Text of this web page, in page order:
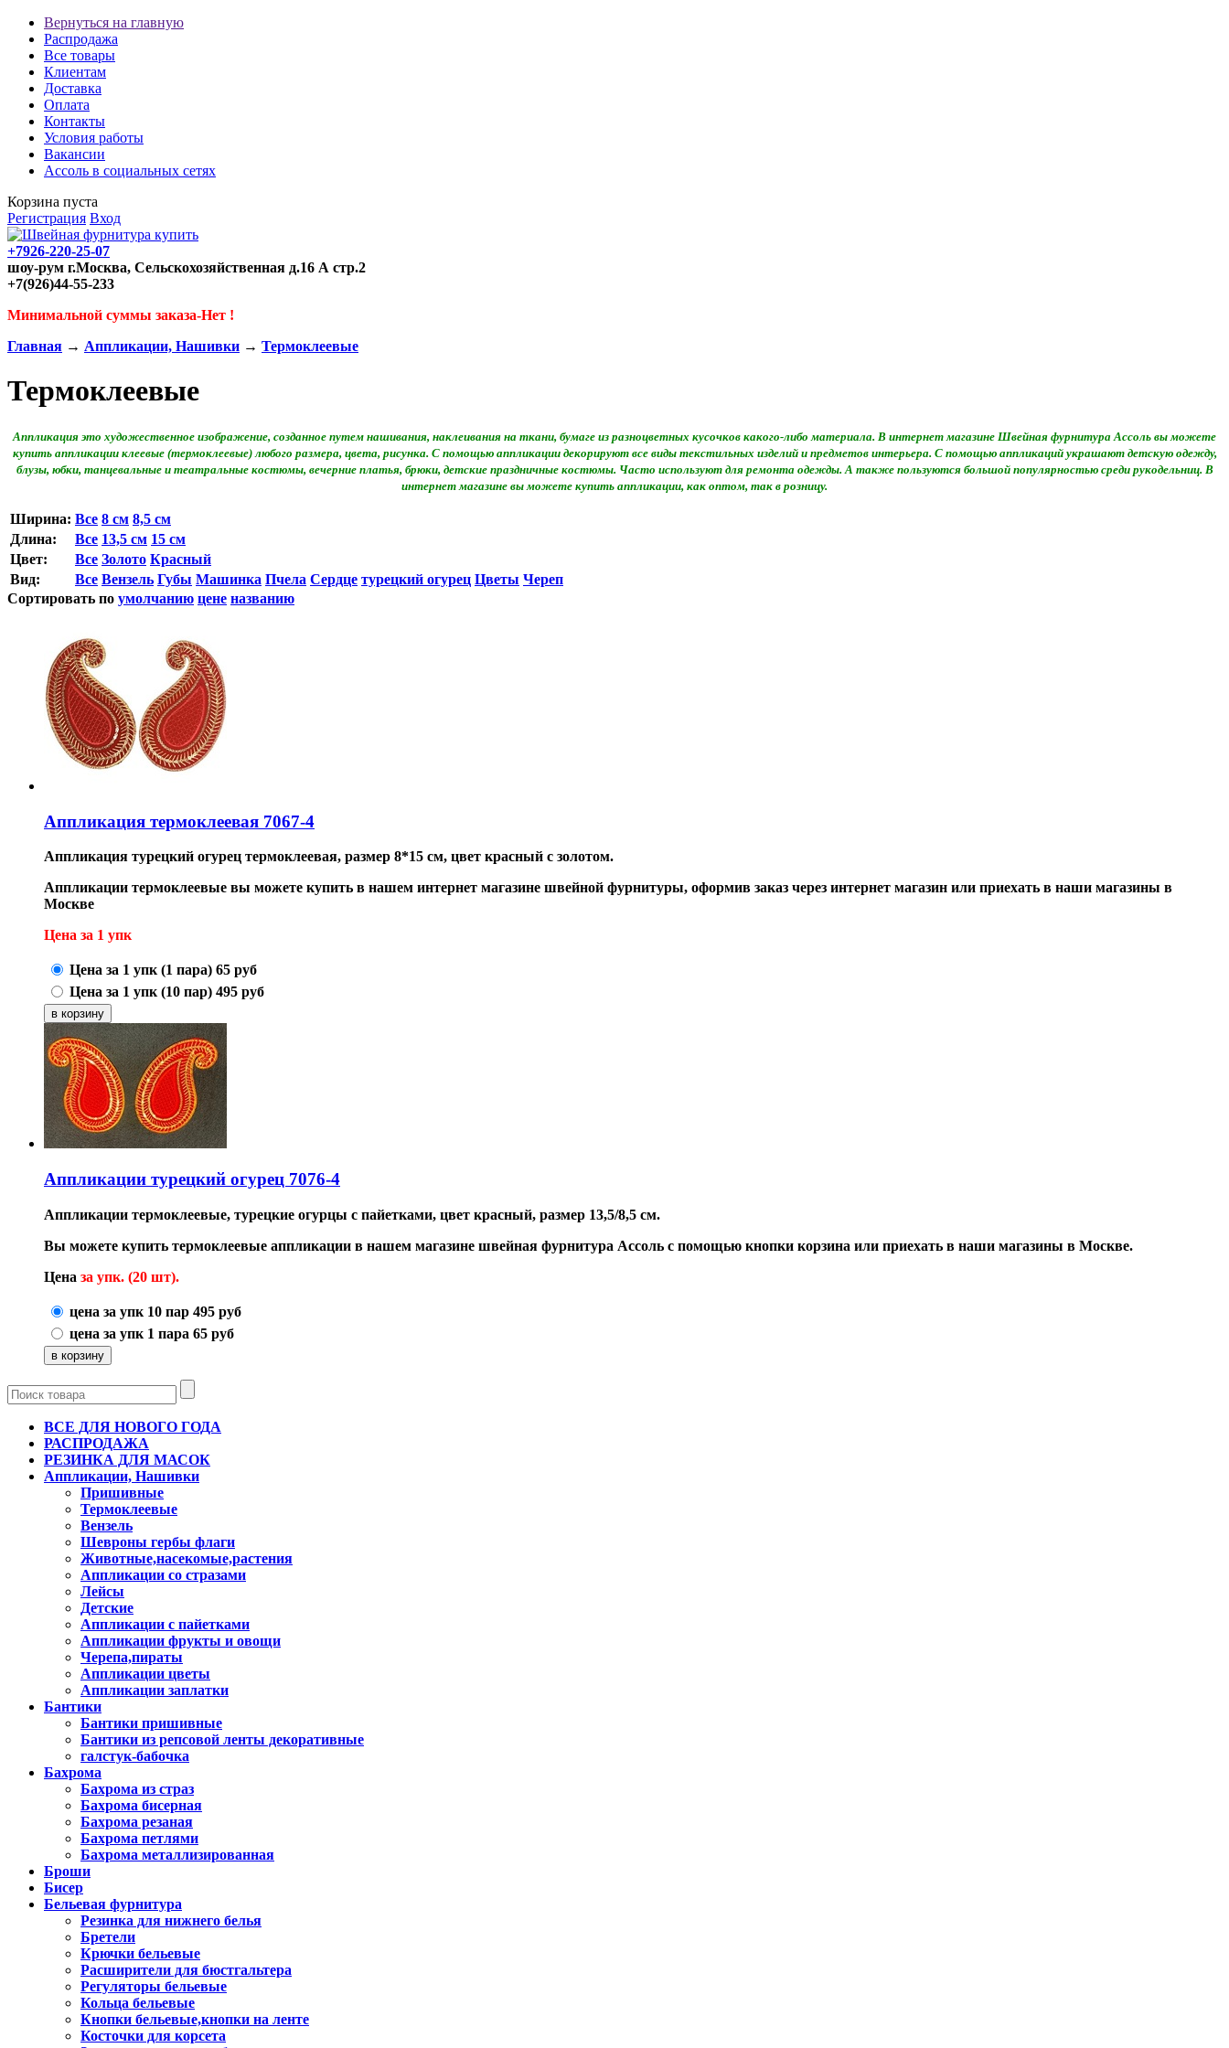
Вернуться на главную
Распродажа
Все товары
Клиентам
Доставка
Оплата
Контакты
Условия работы
Вакансии
Ассоль в социальных сетях
Корзина пуста
Регистрация Вход
+7926-220-25-07
шоу-рум г.Москва, Сельскохозяйственная д.16 А стр.2
+7(926)44-55-233
Минимальной суммы заказа-Нет !
Главная → Аппликации, Нашивки → Термоклеевые
Термоклеевые
Аппликация это художественное изображение, созданное путем нашивания, наклеивания на ткани, бумаге из разноцветных кусочков какого-либо материала. В интернет магазине Швейная фурнитура Ассоль вы можете
купить аппликации клеевые (термоклеевые) любого размера, цвета, рисунка. С помощью аппликации декорируют все виды текстильных изделий и предметов интерьера. С помощью аппликаций украшают детскую одежду,
блузы, юбки, танцевальные и театральные костюмы, вечерние платья, брюки, детские праздничные костюмы. Часто используют для ремонта одежды. А также пользуются большой популярностью среди рукодельниц. В
интернет магазине вы можете купить аппликации, как оптом, так в розницу.
Ширина: Все 8 см 8,5 см
Длина:
Все 13,5 см 15 см
Цвет:
Все Золото Красный
Вид:
Все Вензель Губы Машинка Пчела Сердце турецкий огурец Цветы Череп
Сортировать по умолчанию цене названию
Аппликация термоклеевая 7067-4
Аппликация турецкий огурец термоклеевая, размер 8*15 см, цвет красный с золотом.
Аппликации термоклеевые вы можете купить в нашем интернет магазине швейной фурнитуры, оформив заказ через интернет магазин или приехать в наши магазины в
Москве
Цена за 1 упк
Цена за 1 упк (1 пара) 65 руб
Цена за 1 упк (10 пар) 495 руб
Аппликации турецкий огурец 7076-4
Аппликации термоклеевые, турецкие огурцы с пайетками, цвет красный, размер 13,5/8,5 см.
Вы можете купить термоклеевые аппликации в нашем магазине швейная фурнитура Ассоль с помощью кнопки корзина или приехать в наши магазины в Москве.
Цена за упк. (20 шт).
цена за упк 10 пар 495 руб
цена за упк 1 пара 65 руб
ВСЕ ДЛЯ НОВОГО ГОДА
РАСПРОДАЖА
РЕЗИНКА ДЛЯ МАСОК
Аппликации, Нашивки
Пришивные
Термоклеевые
Вензель
Шевроны гербы флаги
Животные,насекомые,растения
Аппликации со стразами
Лейсы
Детские
Аппликации с пайетками
Аппликации фрукты и овощи
Черепа,пираты
Аппликации цветы
Аппликации заплатки
Бантики
Бантики пришивные
Бантики из репсовой ленты декоративные
галстук-бабочка
Бахрома
Бахрома из страз
Бахрома бисерная
Бахрома резаная
Бахрома петлями
Бахрома металлизированная
Броши
Бисер
Бельевая фурнитура
Резинка для нижнего белья
Бретели
Крючки бельевые
Расширители для бюстгальтера
Регуляторы бельевые
Кольца бельевые
Кнопки бельевые,кнопки на ленте
Косточки для корсета